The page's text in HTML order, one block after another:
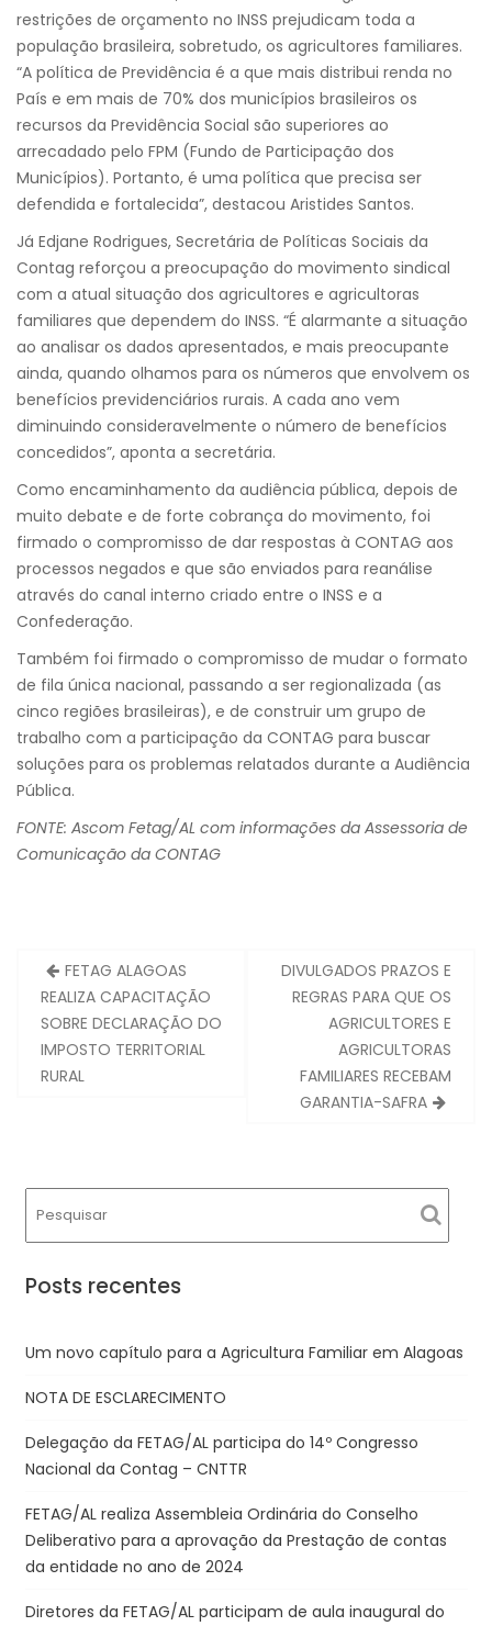
restrições de orçamento no INSS prejudicam toda a
população brasileira, sobretudo, os agricultores familiares.
“A política de Previdência é a que mais distribui renda no
País e em mais de 70% dos municípios brasileiros os
recursos da Previdência Social são superiores ao
arrecadado pelo FPM (Fundo de Participação dos
Municípios). Portanto, é uma política que precisa ser
defendida e fortalecida”, destacou Aristides Santos.
Já Edjane Rodrigues, Secretária de Políticas Sociais da
Contag reforçou a preocupação do movimento sindical
com a atual situação dos agricultores e agricultoras
familiares que dependem do INSS. “É alarmante a situação
ao analisar os dados apresentados, e mais preocupante
ainda, quando olhamos para os números que envolvem os
benefícios previdenciários rurais. A cada ano vem
diminuindo consideravelmente o número de benefícios
concedidos”, aponta a secretária.
Como encaminhamento da audiência pública, depois de
muito debate e de forte cobrança do movimento, foi
firmado o compromisso de dar respostas à CONTAG aos
processos negados e que são enviados para reanálise
através do canal interno criado entre o INSS e a
Confederação.
Também foi firmado o compromisso de mudar o formato
de fila única nacional, passando a ser regionalizada (as
cinco regiões brasileiras), e de construir um grupo de
trabalho com a participação da CONTAG para buscar
soluções para os problemas relatados durante a Audiência
Pública.
FONTE: Ascom Fetag/AL com informações da Assessoria de
Comunicação da CONTAG
Navegação
de
Post
FETAG ALAGOAS
REALIZA CAPACITAÇÃO
SOBRE DECLARAÇÃO DO
IMPOSTO TERRITORIAL
RURAL
DIVULGADOS PRAZOS E
REGRAS PARA QUE OS
AGRICULTORES E
AGRICULTORAS
FAMILIARES RECEBAM
GARANTIA-SAFRA
Posts recentes
Um novo capítulo para a Agricultura Familiar em Alagoas
NOTA DE ESCLARECIMENTO
Delegação da FETAG/AL participa do 14º Congresso
Nacional da Contag – CNTTR
FETAG/AL realiza Assembleia Ordinária do Conselho
Deliberativo para a aprovação da Prestação de contas
da entidade no ano de 2024
Diretores da FETAG/AL participam de aula inaugural do